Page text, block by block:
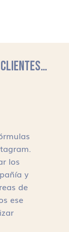
los
y
de
ese